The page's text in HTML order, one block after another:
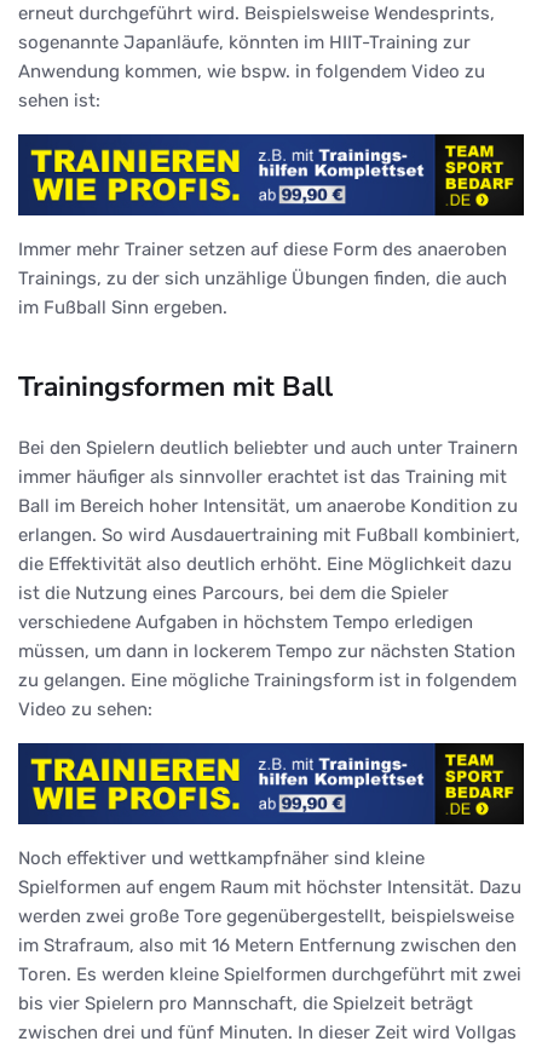
erneut durchgeführt wird. Beispielsweise Wendesprints,
sogenannte Japanläufe, könnten im HIIT-Training zur
Anwendung kommen, wie bspw. in folgendem Video zu
sehen ist:
Immer mehr Trainer setzen auf diese Form des anaeroben
Trainings, zu der sich unzählige Übungen finden, die auch
im Fußball Sinn ergeben.
Trainingsformen mit Ball
Bei den Spielern deutlich beliebter und auch unter Trainern
immer häufiger als sinnvoller erachtet ist das Training mit
Ball im Bereich hoher Intensität, um anaerobe Kondition zu
erlangen. So wird Ausdauertraining mit Fußball kombiniert,
die Effektivität also deutlich erhöht. Eine Möglichkeit dazu
ist die Nutzung eines Parcours, bei dem die Spieler
verschiedene Aufgaben in höchstem Tempo erledigen
müssen, um dann in lockerem Tempo zur nächsten Station
zu gelangen. Eine mögliche Trainingsform ist in folgendem
Video zu sehen:
Noch effektiver und wettkampfnäher sind kleine
Spielformen auf engem Raum mit höchster Intensität. Dazu
werden zwei große Tore gegenübergestellt, beispielsweise
im Strafraum, also mit 16 Metern Entfernung zwischen den
Toren. Es werden kleine Spielformen durchgeführt mit zwei
bis vier Spielern pro Mannschaft, die Spielzeit beträgt
zwischen drei und fünf Minuten. In dieser Zeit wird Vollgas